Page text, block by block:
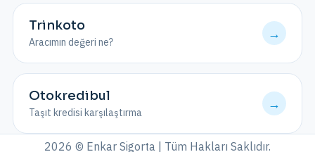
Trinkoto
Aracımın değeri ne?
→
Otokredibul
Taşıt kredisi karşılaştırma
→
2026 © Enkar Sigorta | Tüm Hakları Saklıdır.